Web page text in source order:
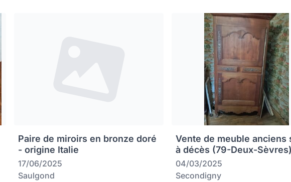
Paire de miroirs en bronze doré
- origine Italie
17/06/2025
Saulgond
Vente de meuble anciens
à décès (79-Deux-
04/03/2025
Secondigny